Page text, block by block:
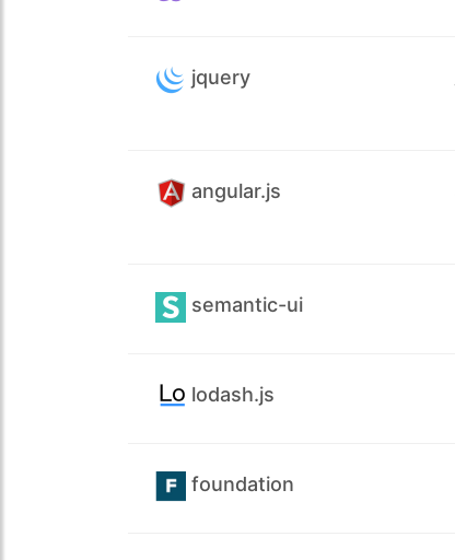
jquery
angular.js
semantic-ui
lodash.js
foundation